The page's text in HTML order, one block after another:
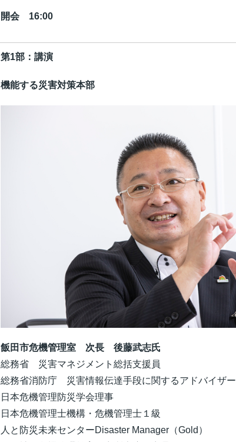
開会 16:00
第1部：講演
機能する災害対策本部
飯田市危機管理室 次長 後藤武志氏
総務省 災害マネジメント総括支援員
総務省消防庁 災害情報伝達手段に関するアドバイザー
日本危機管理防災学会理事
日本危機管理士機構・危機管理士１級
人と防災未来センターDisaster Manager（Gold）